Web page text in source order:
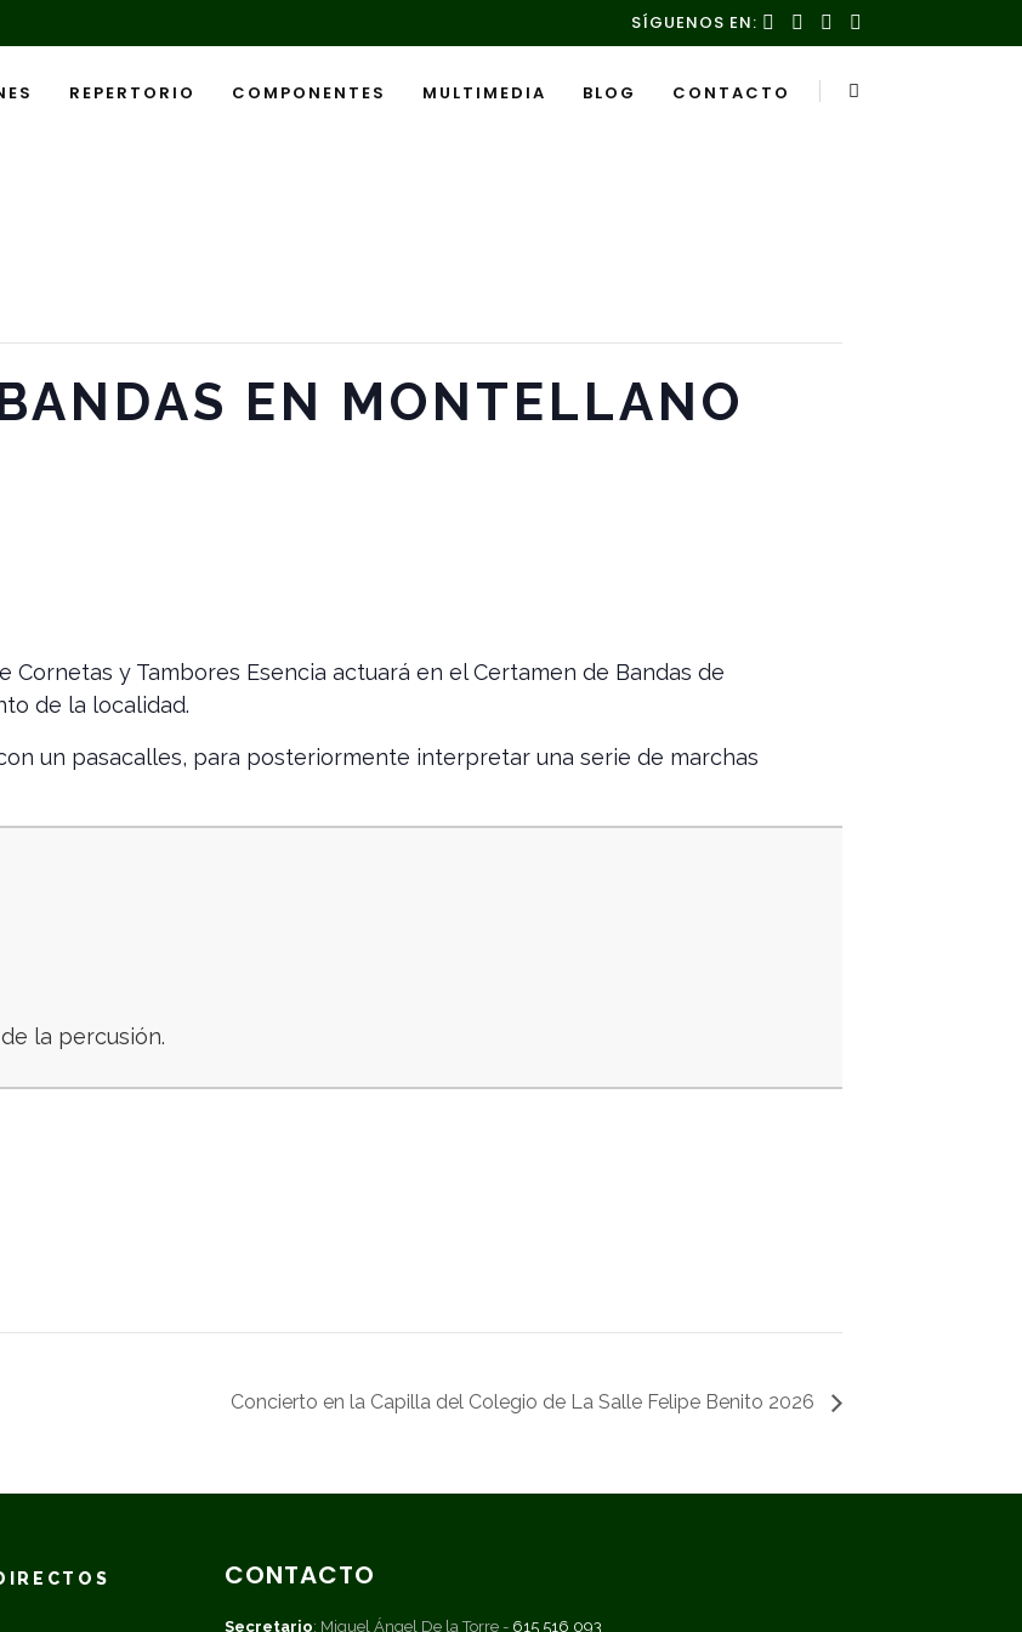
SÍGUENOS EN:
REPERTORIO COMPONENTES MULTIMEDIA BLOG CONTACTO
EN MONTELLANO
Cornetas y Tambores Esencia actuará en el Certamen de Bandas de
de la localidad.
un pasacalles, para posteriormente interpretar una serie de marchas
la percusión.
Concierto en la Capilla del Colegio de La Salle Felipe Benito 2026
CONTACTO
Secretario: Miguel Ángel De la Torre - 615 516 093